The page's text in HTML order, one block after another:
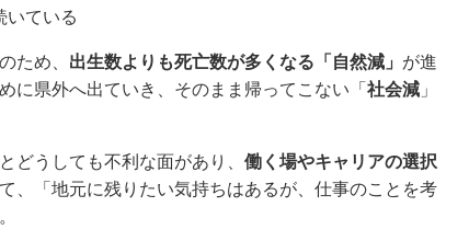
いている
ため、 出生数よりも死亡数が多くなる「自然減」 が進
に県外へ出ていき、そのまま帰ってこない「 社会減 」
どうしても不利な面があり、 働く場やキャリアの選択
、「地元に残りたい気持ちはあるが、仕事のことを考